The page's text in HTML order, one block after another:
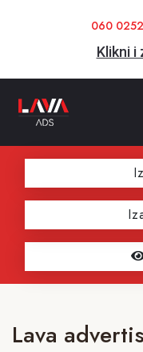
060
Klikni i
Lava